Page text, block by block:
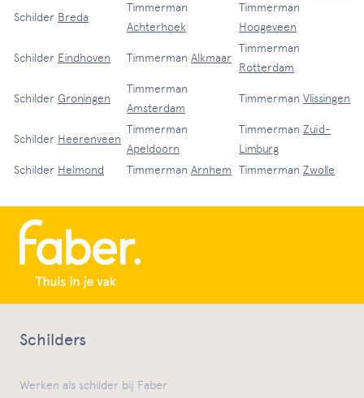
Schilder Breda
Timmerman
Achterhoek
Timmerman
Hoogeveen
Schilder Eindhoven Timmerman Alkmaar
Timmerman
Rotterdam
Schilder Groningen
Timmerman
Amsterdam
Timmerman Vlissingen
Schilder Heerenveen
Timmerman
Apeldoorn
Timmerman Zuid-
Limburg
Schilder Helmond Timmerman Arnhem Timmerman Zwolle
Schilders
Werken als schilder bij Faber